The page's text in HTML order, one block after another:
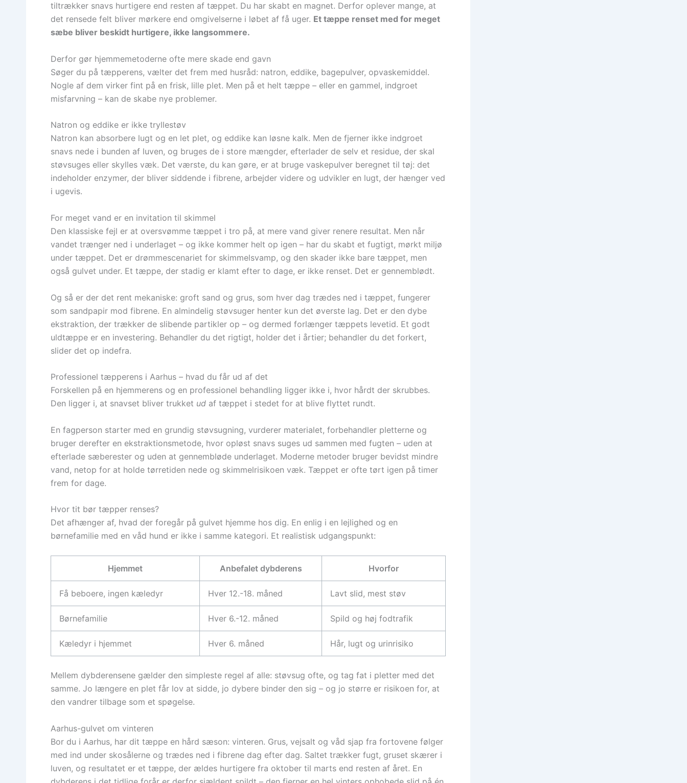
tiltrækker snavs hurtigere end resten af tæppet. Du har skabt en magnet. Derfor oplever mange, at
det rensede felt bliver mørkere end omgivelserne i løbet af få uger. Et tæppe renset med for meget
sæbe bliver beskidt hurtigere, ikke langsommere.
Derfor gør hjemmemetoderne ofte mere skade end gavn
Søger du på tæpperens, vælter det frem med husråd: natron, eddike, bagepulver, opvaskemiddel.
Nogle af dem virker fint på en frisk, lille plet. Men på et helt tæppe – eller en gammel, indgroet
misfarvning – kan de skabe nye problemer.
Natron og eddike er ikke tryllestøv
Natron kan absorbere lugt og en let plet, og eddike kan løsne kalk. Men de fjerner ikke indgroet
snavs nede i bunden af luven, og bruges de i store mængder, efterlader de selv et residue, der skal
støvsuges eller skylles væk. Det værste, du kan gøre, er at bruge vaskepulver beregnet til tøj: det
indeholder enzymer, der bliver siddende i fibrene, arbejder videre og udvikler en lugt, der hænger ved
i ugevis.
For meget vand er en invitation til skimmel
Den klassiske fejl er at oversvømme tæppet i tro på, at mere vand giver renere resultat. Men når
vandet trænger ned i underlaget – og ikke kommer helt op igen – har du skabt et fugtigt, mørkt miljø
under tæppet. Det er drømmescenariet for skimmelsvamp, og den skader ikke bare tæppet, men
også gulvet under. Et tæppe, der stadig er klamt efter to dage, er ikke renset. Det er gennemblødt.
Og så er der det rent mekaniske: groft sand og grus, som hver dag trædes ned i tæppet, fungerer
som sandpapir mod fibrene. En almindelig støvsuger henter kun det øverste lag. Det er den dybe
ekstraktion, der trækker de slibende partikler op – og dermed forlænger tæppets levetid. Et godt
uldtæppe er en investering. Behandler du det rigtigt, holder det i årtier; behandler du det forkert,
slider det op indefra.
Professionel tæpperens i Aarhus – hvad du får ud af det
Forskellen på en hjemmerens og en professionel behandling ligger ikke i, hvor hårdt der skrubbes.
Den ligger i, at snavset bliver trukket ud af tæppet i stedet for at blive flyttet rundt.
En fagperson starter med en grundig støvsugning, vurderer materialet, forbehandler pletterne og
bruger derefter en ekstraktionsmetode, hvor opløst snavs suges ud sammen med fugten – uden at
efterlade sæberester og uden at gennembløde underlaget. Moderne metoder bruger bevidst mindre
vand, netop for at holde tørretiden nede og skimmelrisikoen væk. Tæppet er ofte tørt igen på timer
frem for dage.
Hvor tit bør tæpper renses?
Det afhænger af, hvad der foregår på gulvet hjemme hos dig. En enlig i en lejlighed og en
børnefamilie med en våd hund er ikke i samme kategori. Et realistisk udgangspunkt:
Hjemmet Anbefalet dybderens Hvorfor
Få beboere, ingen kæledyr Hver 12.-18. måned Lavt slid, mest støv
Børnefamilie Hver 6.-12. måned Spild og høj fodtrafik
Kæledyr i hjemmet Hver 6. måned Hår, lugt og urinrisiko
Mellem dybderensene gælder den simpleste regel af alle: støvsug ofte, og tag fat i pletter med det
samme. Jo længere en plet får lov at sidde, jo dybere binder den sig – og jo større er risikoen for, at
den vandrer tilbage som et spøgelse.
Aarhus-gulvet om vinteren
Bor du i Aarhus, har dit tæppe en hård sæson: vinteren. Grus, vejsalt og våd sjap fra fortovene følger
med ind under skosålerne og trædes ned i fibrene dag efter dag. Saltet trækker fugt, gruset skærer i
luven, og resultatet er et tæppe, der ældes hurtigere fra oktober til marts end resten af året. En